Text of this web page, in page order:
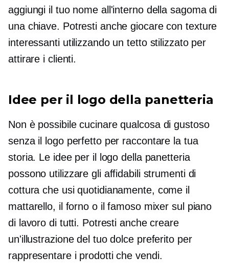
aggiungi il tuo nome all'interno della sagoma di
una chiave. Potresti anche giocare con texture
interessanti utilizzando un tetto stilizzato per
attirare i clienti.
Idee per il logo della panetteria
Non è possibile cucinare qualcosa di gustoso
senza il logo perfetto per raccontare la tua
storia. Le idee per il logo della panetteria
possono utilizzare gli affidabili strumenti di
cottura che usi quotidianamente, come il
mattarello, il forno o il famoso mixer sul piano
di lavoro di tutti. Potresti anche creare
un'illustrazione del tuo dolce preferito per
rappresentare i prodotti che vendi.